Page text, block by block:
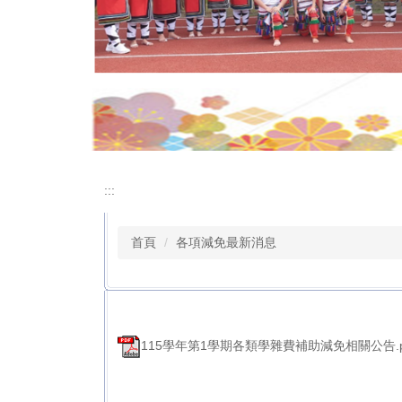
:::
首頁 各項減免最新消息
115學年第1學期各類學雜費補助減免相關公告